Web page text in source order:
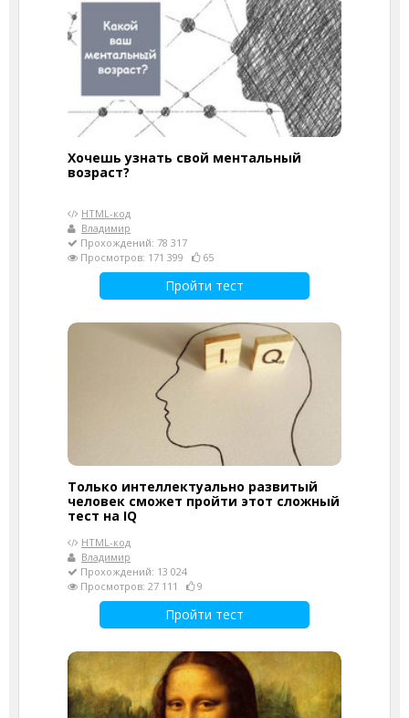
Хочешь узнать свой ментальный
возраст?
HTML-код
Владимир
Прохождений: 78 317
Просмотров: 171 399
65
Пройти тест
Только интеллектуально развитый
человек сможет пройти этот сложный
тест на IQ
HTML-код
Владимир
Прохождений: 13 024
Просмотров: 27 111
9
Пройти тест